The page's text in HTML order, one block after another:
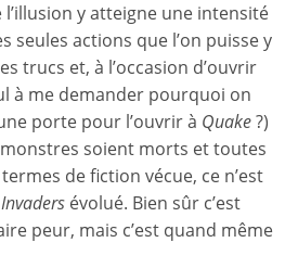
l’illusion y atteigne une intensité
seules actions que l’on puisse y
trucs et, à l’occasion d’ouvrir
à me demander pourquoi on
porte pour l’ouvrir à Quake?)
monstres soient morts et toutes
de fiction vécue, ce n’est
évolué. Bien sûr c’est
peur, mais c’est quand même